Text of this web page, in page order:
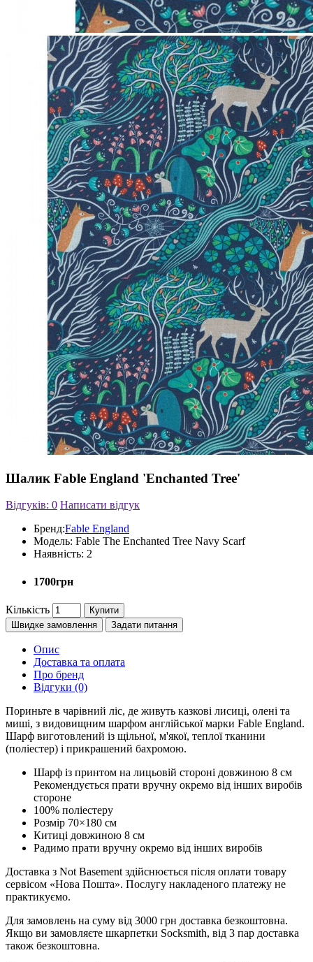
Шалик Fable England 'Enchanted Tree'
Відгуків: 0 Написати відгук
Бренд:Fable England
Модель: Fable The Enchanted Tree Navy Scarf
Наявність: 2
1700грн
Кількість
Купити
Швидке замовлення
Задати питання
Опис
Доставка та оплата
Про бренд
Відгуки (0)
Пориньте в чарівний ліс, де живуть казкові лисиці, олені та
миші, з видовищним шарфом англійської марки Fable England.
Шарф виготовлений із щільної, м'якої, теплої тканини
(поліестер) і прикрашений бахромою.
Шарф із принтом на лицьовій стороні довжиною 8 см
Рекомендується прати вручну окремо від інших виробів
стороне
100% поліестеру
Розмір 70×180 см
Китиці довжиною 8 см
Радимо прати вручну окремо від інших виробів
Доставка з Not Basement здійснюється після оплати товару
сервісом «Нова Пошта». Послугу накладеного платежу не
практикуємо.
Для замовлень на суму від 3000 грн доставка безкоштовна.
Якщо ви замовляєте шкарпетки Socksmith, від 3 пар доставка
також безкоштовна.